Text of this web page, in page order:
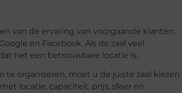
van de ervaring van voorgaande klanten.
en Facebook. Als de zaal veel
het een betrouwbare locatie is.
organiseren, moet u de juiste zaal kiezen
locatie, capaciteit, prijs, sfeer en